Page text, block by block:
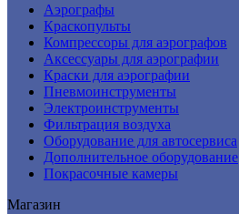
Аэрографы
Краскопульты
Компрессоры для аэрографов
Аксессуары для аэрографии
Краски для аэрографии
Пневмоинструменты
Электроинструменты
Фильтрация воздуха
Оборудование для автосервиса
Дополнительное оборудование
Покрасочные камеры
Магазин